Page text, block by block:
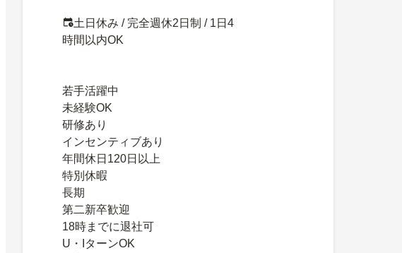
土日休み / 完全週休2日制 / 1日4
時間以内OK
若手活躍中
未経験OK
研修あり
インセンティブあり
年間休日120日以上
特別休暇
長期
第二新卒歓迎
18時までに退社可
U・IターンOK